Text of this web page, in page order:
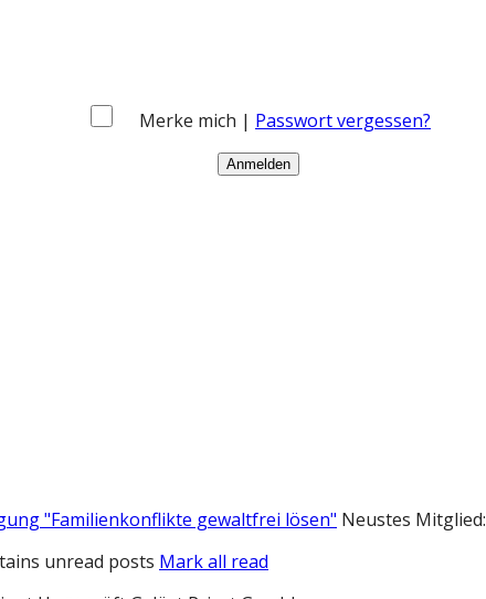
Merke mich | Passwort vergessen?
"Familienkonflikte gewaltfrei lösen" Neustes Mitglied:
unread posts Mark all read